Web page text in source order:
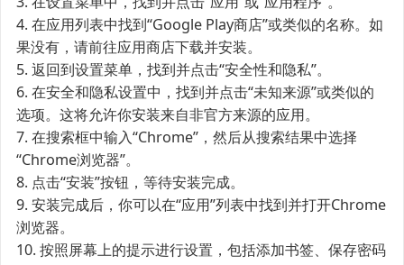
4. 在应用列表中找到“Google Play商店”或类似的名称。如
果没有，请前往应用商店下载并安装。
5. 返回到设置菜单，找到并点击“安全性和隐私”。
6. 在安全和隐私设置中，找到并点击“未知来源”或类似的
选项。这将允许你安装来自非官方来源的应用。
7. 在搜索框中输入“Chrome”，然后从搜索结果中选择
“Chrome浏览器”。
8. 点击“安装”按钮，等待安装完成。
9. 安装完成后，你可以在“应用”列表中找到并打开Chrome
浏览器。
10. 按照屏幕上的提示进行设置，包括添加书签、保存密码